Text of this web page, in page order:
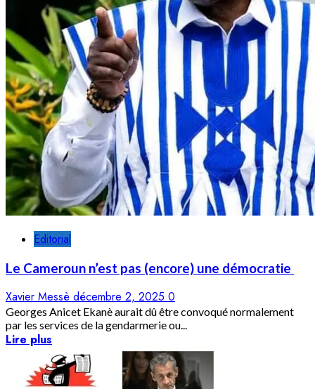
Editorial
Le Cameroun n’est pas (encore) une démocratie
Xavier Messè décembre 2, 2025 0
Georges Anicet Ekanè aurait dû être convoqué normalement
par les services de la gendarmerie ou...
Lire plus